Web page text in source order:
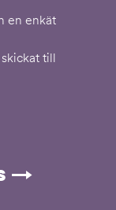
en enkät
till